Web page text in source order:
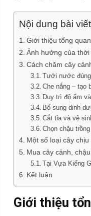
Nội dung bài viết
Giới thiệu tổng quan
Ảnh hưởng của
Cách chăm cây
Tưới nước
Che nắng – tạo
Duy trì độ ẩm
Bổ sung dinh
Cắt tỉa và vệ
Chọn chậu
Một số loại cây
Mua cây cảnh,
Tại Vựa Kiểng
Kết luận
Giới thiệu